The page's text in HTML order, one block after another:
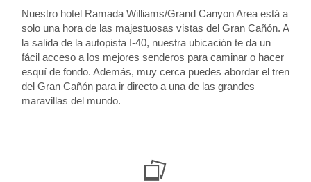
Nuestro hotel Ramada Williams/Grand Canyon Area está a
solo una hora de las majestuosas vistas del Gran Cañón. A
la salida de la autopista I-40, nuestra ubicación te da un
fácil acceso a los mejores senderos para caminar o hacer
esquí de fondo. Además, muy cerca puedes abordar el tren
del Gran Cañón para ir directo a una de las grandes
maravillas del mundo.